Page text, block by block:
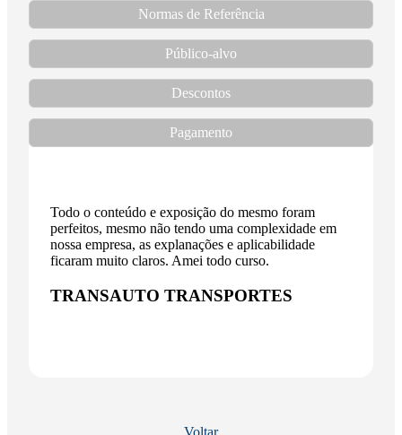
Normas de Referência
Público-alvo
Descontos
Pagamento
Todo o conteúdo e exposição do mesmo foram
perfeitos, mesmo não tendo uma complexidade em
nossa empresa, as explanações e aplicabilidade
ficaram muito claros. Amei todo curso.
TRANSAUTO TRANSPORTES